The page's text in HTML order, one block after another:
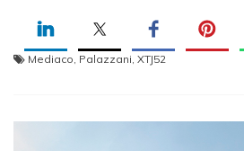
Mediaco, Palazzani, XTJ52